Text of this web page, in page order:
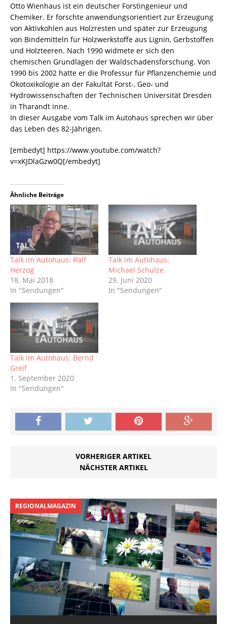
Otto Wienhaus ist ein deutscher Forstingenieur und
Chemiker. Er forschte anwendungsorientiert zur Erzeugung
von Aktivkohlen aus Holzresten und später zur Erzeugung
von Bindemitteln für Holzwerkstoffe aus Lignin, Gerbstoffen
und Holzteeren. Nach 1990 widmete er sich den
chemischen Grundlagen der Waldschadensforschung. Von
1990 bis 2002 hatte er die Professur für Pflanzenchemie und
Ökotoxikologie an der Fakultät Forst-, Geo- und
Hydrowissenschaften der Technischen Universität Dresden
in Tharandt inne.
In dieser Ausgabe vom Talk im Autohaus sprechen wir über
das Leben des 82-Jährigen.
[embedyt] https://www.youtube.com/watch?
v=xKJDlaGzw0Q[/embedyt]
Ähnliche Beiträge
Talk im Autohaus: Ralf
Herzog
18. Mai 2018
In "Sendungen"
Talk im Autohaus:
Michael Schulze
29. Juni 2020
In "Sendungen"
Talk im Autohaus: Bernd
Greif
1. September 2020
In "Sendungen"
VORHERIGER ARTIKEL
NÄCHSTER ARTIKEL
REGIONALMAGAZIN